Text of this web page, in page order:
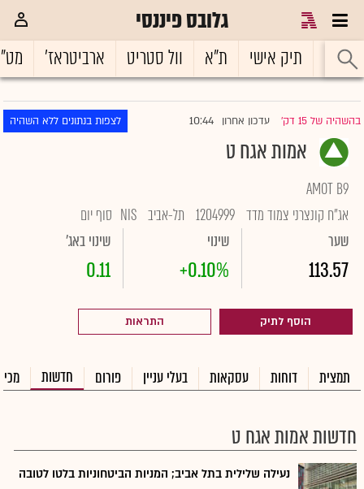
גלובס פיננסי
ראשי תיק אישי ת"א וול סטריט ארביטראז'
בהשהיה של 15 דק' |עדכון אחרון 10:44 לצפות בנתונים ללא השהיה
אמות אגח ט
AMOT B9
אג"ח קונצרני צמוד מדד 1204999 תל-אביב NIS סוף יום
שער
113.57
שינוי
+0.10%
שינוי באג'
0.11
הוסף לתיק התראות
תמצית דוחות עסקאות בעלי עניין פורום חדשות
חדשות אמות אגח ט
נעילה שלילית בתל אביב; המניות הביטחוניות בלטו לטובה